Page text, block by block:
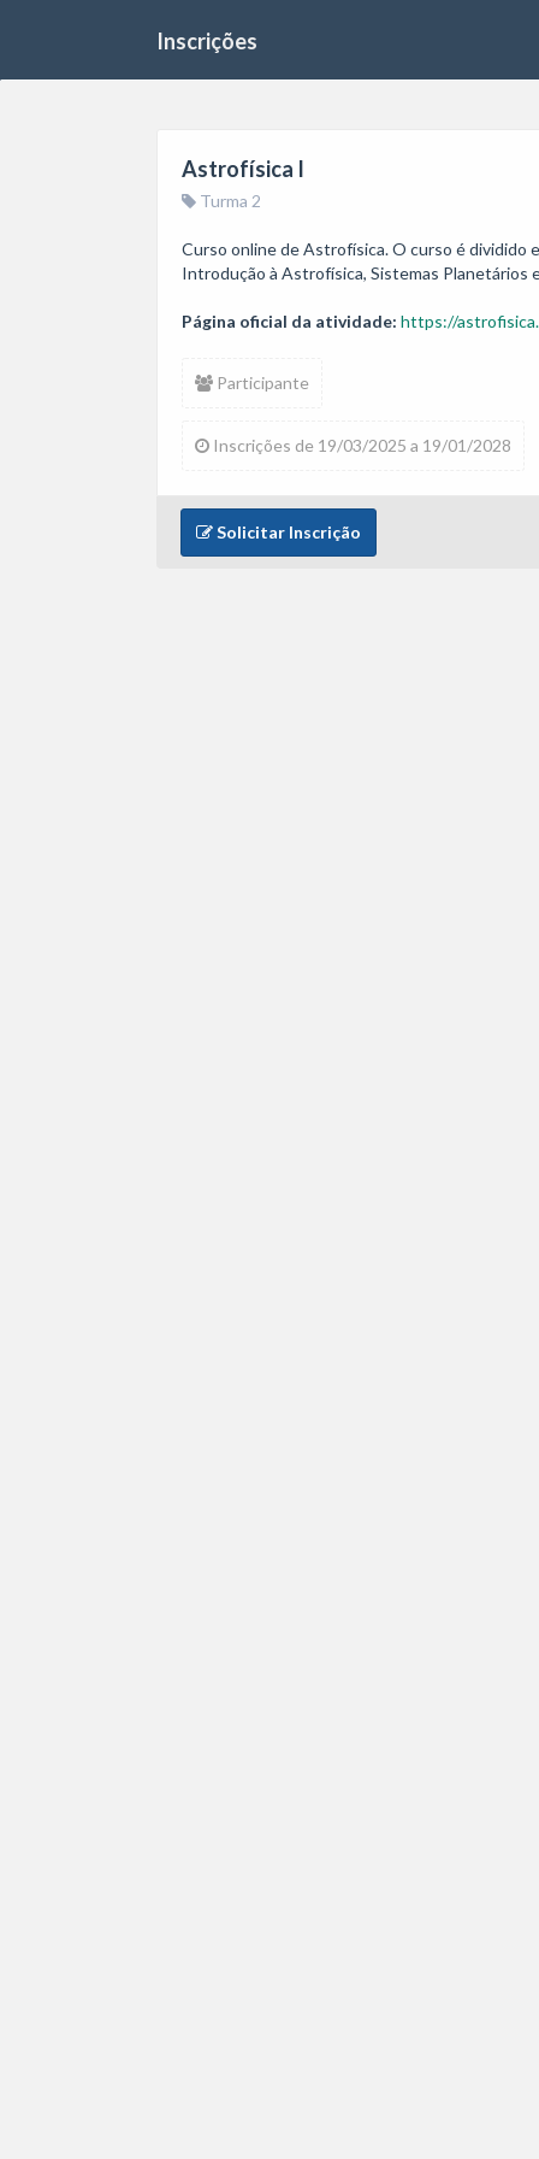
Inscrições
Astrofísica I
Turma 2
Curso online de Astrofísica. O curso é dividido
Introdução à Astrofísica, Sistemas Planetários
Página oficial da atividade: https://
Participante
Inscrições de 19/03/2025 a 19/01/2028
Solicitar Inscrição